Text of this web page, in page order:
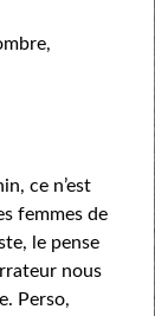
ce n’est
femmes de
le pense
nous
Perso,